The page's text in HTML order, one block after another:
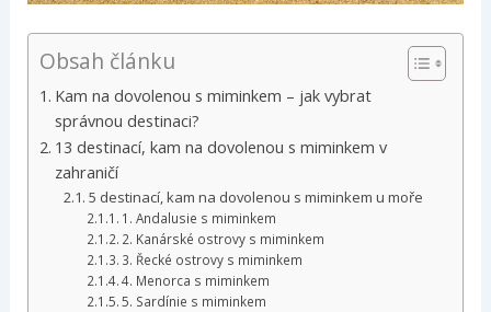
Obsah článku
Kam na dovolenou s miminkem – jak vybrat
správnou destinaci?
13 destinací, kam na dovolenou s miminkem v
zahraničí
5 destinací, kam na dovolenou s miminkem u moře
1. Andalusie s miminkem
2. Kanárské ostrovy s miminkem
3. Řecké ostrovy s miminkem
4. Menorca s miminkem
5. Sardínie s miminkem